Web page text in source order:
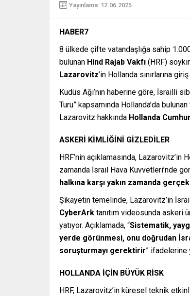
Yayınlama: 12.06.2025
HABER7
8 ülkede çifte vatandaşlığa sahip
bulunan Hind Rajab Vakfı (HRF)
Lazarovitz’in Hollanda sınırlarına
Kudüs Ağı’nın haberine göre, İsrailli
Turu” kapsamında Hollanda’da
Lazarovitz hakkında Hollanda
ASKERİ KİMLİĞİNİ GİZLEDİLER
HRF’nin açıklamasında, Lazarovitz’in
zamanda İsrail Hava Kuvvetleri’nde
halkına karşı yakın zamanda
Şikayetin temelinde, Lazarovitz’in
CyberArk tanıtım videosunda askeri
yatıyor. Açıklamada, “Sistematik,
yerde görünmesi, onu doğrudan
soruşturmayı gerektirir” ifadelerine
HOLLANDA İÇİN BÜYÜK RİSK
HRF, Lazarovitz’in küresel teknik